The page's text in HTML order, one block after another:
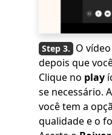
O
depois que
Clique no play
se necessário.
você tem a
qualidade e o